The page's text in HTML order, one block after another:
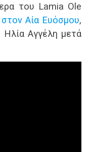
του Lamia Ole
στον Αία Ευόσμου,
Αγγέλη μετά